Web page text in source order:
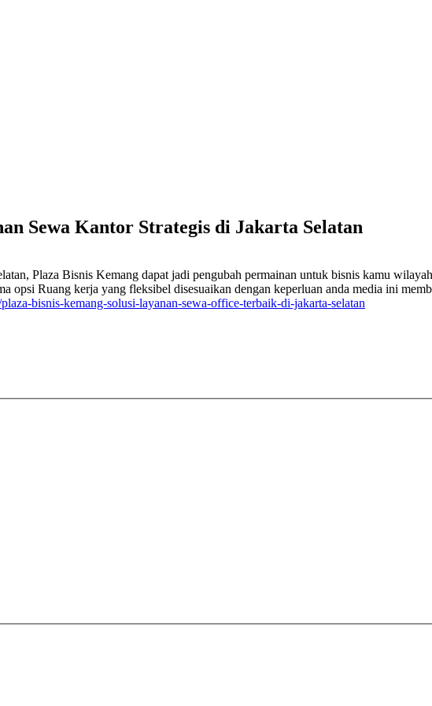
Sewa Kantor Strategis di Jakarta Selatan
Plaza Bisnis Kemang dapat jadi pengubah permainan untuk bisnis kamu
opsi Ruang kerja yang fleksibel disesuaikan dengan keperluan anda media ini
bisnis-kemang-solusi-layanan-sewa-office-terbaik-di-jakarta-selatan